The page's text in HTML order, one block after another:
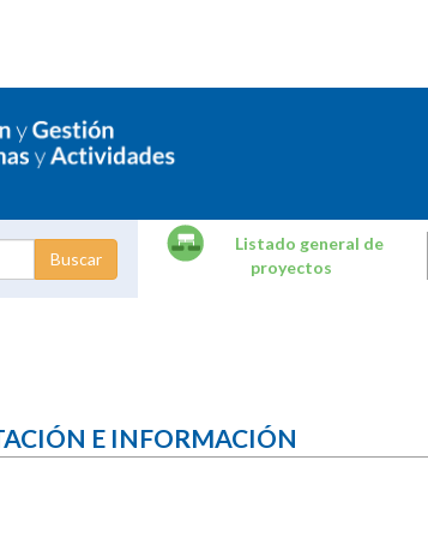
Listado general de
proyectos
E INFORMACIÓN